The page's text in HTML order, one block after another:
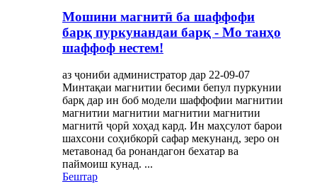
Мошини магнитӣ ба шаффофи
барқ ​​пуркунандаи барқ ​​- Мо танҳо
шаффоф нестем!
аз ҷониби администратор дар 22-09-07
Минтақаи магнитии бесими бепул пуркунии
барқ ​​дар ин боб модели шаффофии магнитии
магнитии магнитии магнитии магнитии
магнитӣ ҷорӣ хоҳад кард. Ин маҳсулот барои
шахсони соҳибкорӣ сафар мекунанд, зеро он
метавонад ба ронандагон бехатар ва
паймоиш кунад. ...
Бештар